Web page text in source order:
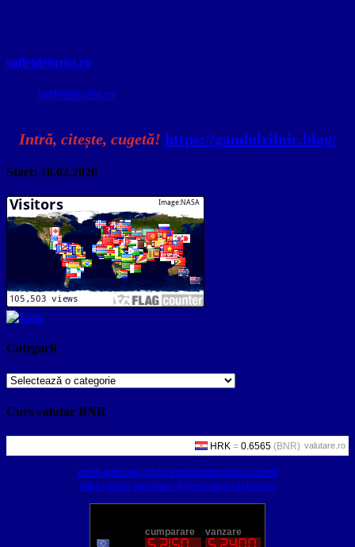
sufletdeturist.ro
sufletdeturist.ro
Intră, citește, cugetă! https://gandulzilnic.blog/
Start: 18.02.2020
Categorii
Categorii
Curs valutar BNR
valutare.ro
world-weather.info/forecast/romania/bucharest/
https://world-weather.info/forecast/usa/denver/